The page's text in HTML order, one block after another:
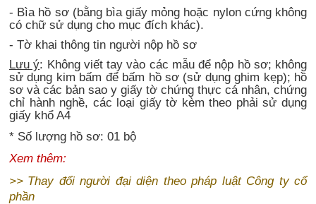
- Bìa hồ sơ (bằng bìa giấy mỏng hoặc nylon cứng không
có chữ sử dụng cho mục đích khác).
- Tờ khai thông tin người nộp hồ sơ
Lưu ý: Không viết tay vào các mẫu để nộp hồ sơ; không
sử dụng kim bấm để bấm hồ sơ (sử dụng ghim kẹp); hồ
sơ và các bản sao y giấy tờ chứng thực cá nhân, chứng
chỉ hành nghề, các loại giấy tờ kèm theo phải sử dụng
giấy khổ A4
* Số lượng hồ sơ: 01 bộ
Xem thêm:
>> Thay đổi người đại diện theo pháp luật Công ty cổ
phần